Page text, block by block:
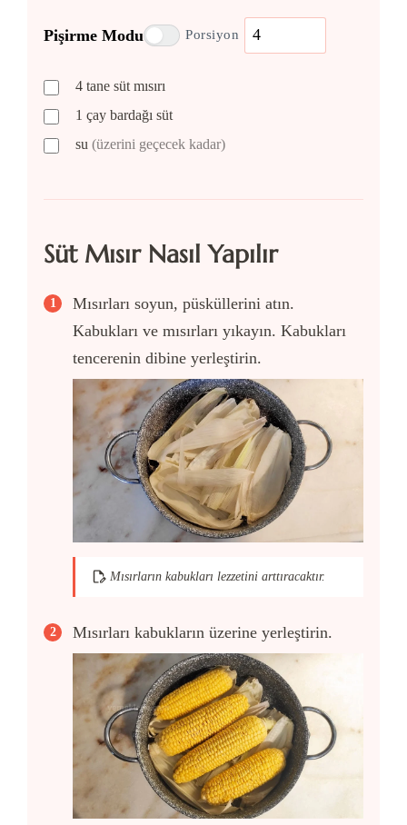
Pişirme Modu Porsiyon
4 tane süt mısırı
1 çay bardağı süt
su (üzerini geçecek kadar)
Süt Mısır Nasıl Yapılır
Mısırları soyun, püsküllerini atın.
Kabukları ve mısırları yıkayın. Kabukları
tencerenin dibine yerleştirin.
Mısırların kabukları lezzetini arttıracaktır.
Mısırları kabukların üzerine yerleştirin.